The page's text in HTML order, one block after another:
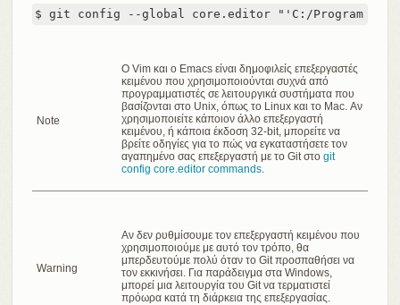
$ git config --global core.editor "'C:/Program
Note
Ο Vim και ο Emacs είναι δημοφιλείς επεξεργαστές
κειμένου που χρησιμοποιούνται συχνά από
προγραμματιστές σε λειτουργικά συστήματα που
βασίζονται στο Unix, όπως το Linux και το Mac. Αν
χρησιμοποιείτε κάποιον άλλο επεξεργαστή
κειμένου, ή κάποια έκδοση 32-bit, μπορείτε να
βρείτε οδηγίες για το πώς να εγκαταστήσετε τον
αγαπημένο σας επεξεργαστή με το Git στο git
config core.editor commands.
Warning
Αν δεν ρυθμίσουμε τον επεξεργαστή κειμένου που
χρησιμοποιούμε με αυτό τον τρόπο, θα
μπερδευτούμε πολύ όταν το Git προσπαθήσει να
τον εκκινήσει. Για παράδειγμα στα Windows,
μπορεί μια λειτουργία του Git να τερματιστεί
πρόωρα κατά τη διάρκεια της επεξεργασίας.